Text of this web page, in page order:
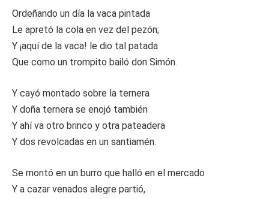
Ordeñando un día la vaca pintada
Le apretó la cola en vez del pezón;
Y ¡aquí de la vaca! le dio tal patada
Que como un trompito bailó don Simón.
Y cayó montado sobre la ternera
Y doña ternera se enojó también
Y ahí va otro brinco y otra pateadera
Y dos revolcadas en un santiamén.
Se montó en un burro que halló en el mercado
Y a cazar venados alegre partió,